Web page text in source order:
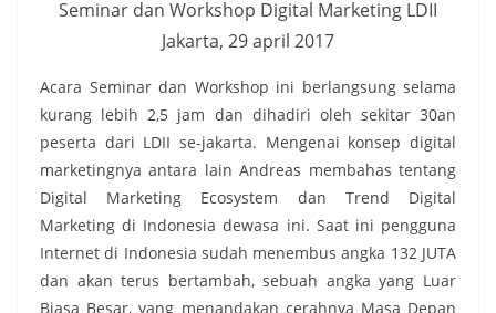
Seminar dan Workshop Digital Marketing LDII
Jakarta, 29 april 2017
Acara Seminar dan Workshop ini berlangsung selama
kurang lebih 2,5 jam dan dihadiri oleh sekitar 30an
peserta dari LDII se-jakarta. Mengenai konsep digital
marketingnya antara lain Andreas membahas tentang
Digital Marketing Ecosystem dan Trend Digital
Marketing di Indonesia dewasa ini. Saat ini pengguna
Internet di Indonesia sudah menembus angka 132 JUTA
dan akan terus bertambah, sebuah angka yang Luar
Biasa Besar, yang menandakan cerahnya Masa Depan